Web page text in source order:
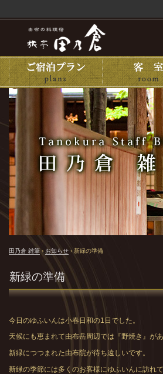
田乃倉 雑筆 › お知らせ › 新緑の準備
新緑の準備
今日のゆふいんは小春日和の1日でした。
天候にも恵まれて由布岳周辺では『野焼き』があ
新緑につつまれた由布院が待ち遠しいです。
新緑の季節には多くのお客様にゆふいんに訪れて